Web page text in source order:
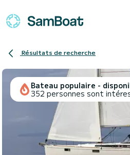
Résultats de recherche
Bateau populaire -
352 personnes sont